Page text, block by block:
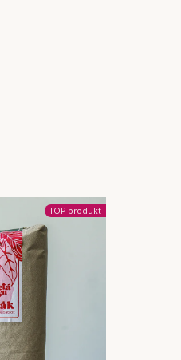
TOP produkt